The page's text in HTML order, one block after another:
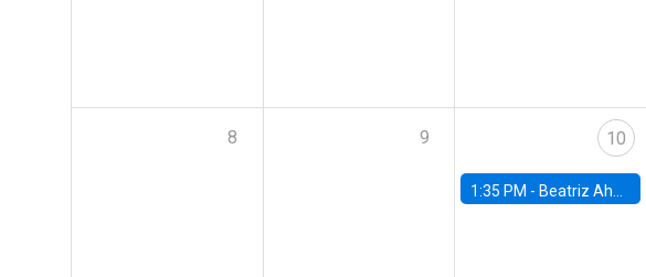
8 9 10
1:35 PM - Beatriz Ahumada, PhD candidate, Universidad de Pittsburgh